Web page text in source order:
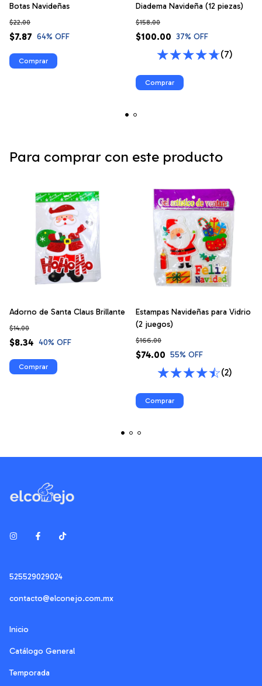
Botas Navideñas
$7.87
$22.00
64% OFF
Diadema Navideña (12 piezas)
$100.00
$158.00
37% OFF
(7)
Para comprar con este producto
Adorno de Santa Claus Brillante
$8.34
$14.00
40% OFF
Estampas Navideñas para Vidrio
(2 juegos)
$74.00
$166.00
55% OFF
(2)
525529029024
contacto@elconejo.com.mx
Inicio
Catálogo General
Temporada